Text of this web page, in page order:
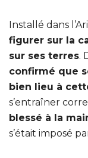
Installé dans
figurer sur la
sur ses terres.
confirmé que
bien lieu à
s’entraîner
blessé à la
s’était imposé